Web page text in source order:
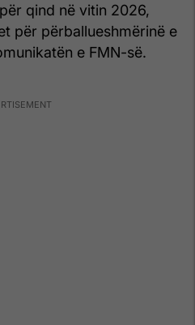
qind në vitin 2026,
për përballueshmërinë e
e FMN-së.